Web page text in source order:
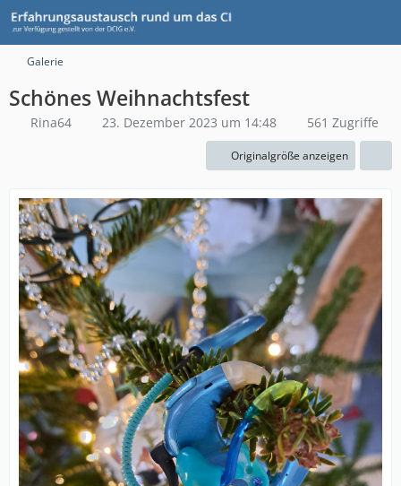
Galerie
Schönes Weihnachtsfest
Rina64 23. Dezember 2023 um 14:48 561 Zugriffe
Originalgröße anzeigen